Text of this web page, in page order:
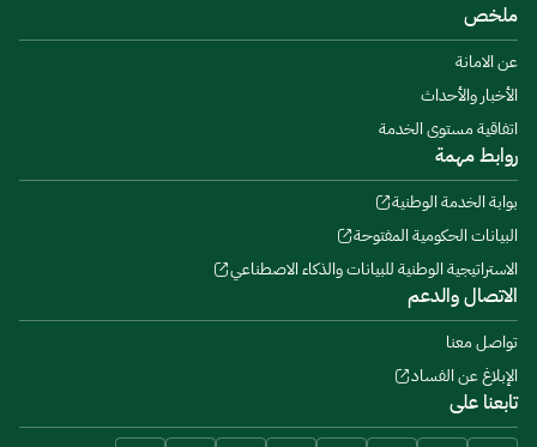
ملخص
عن الامانة
الأخبار والأحداث
اتفاقية مستوى الخدمة
روابط مهمة
بوابة الخدمة الوطنية
البيانات الحكومية المفتوحة
الاستراتيجية الوطنية للبيانات والذكاء الاصطناعي
الاتصال والدعم
تواصل معنا
الإبلاغ عن الفساد
تابعنا على